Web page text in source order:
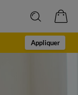
Appliquer